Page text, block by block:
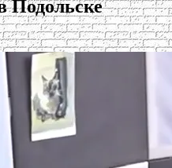
Подольске